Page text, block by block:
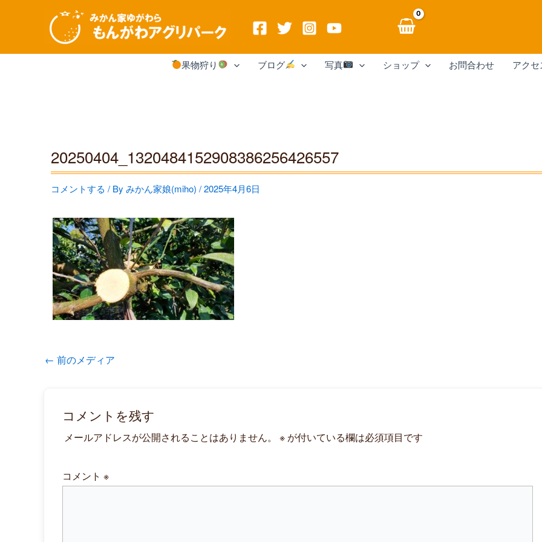
内
果物狩り ブログ 写真 ショップ お問合わせ アクセ
20250404_1320484152908386256426557
コメントする / By みかん家娘(miho) /2025年4月6日
← 前のメディア
コメントを残す
メールアドレスが公開されることはありません。 ※ が付いている欄は必須項目です
コメント ※